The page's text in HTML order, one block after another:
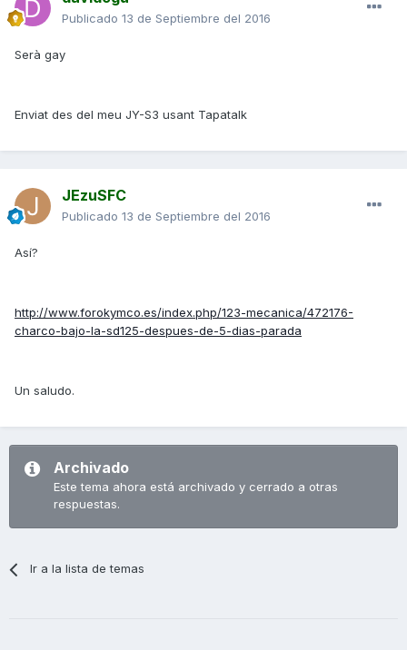
Publicado 13 de Septiembre del 2016
Serà gay
Enviat des del meu JY-S3 usant Tapatalk
JEzuSFC
Publicado 13 de Septiembre del 2016
Así?
http://www.forokymco.es/index.php/123-mecanica/472176-
charco-bajo-la-sd125-despues-de-5-dias-parada
Un saludo.
Archivado
Este tema ahora está archivado y cerrado a otras
respuestas.
Ir a la lista de temas